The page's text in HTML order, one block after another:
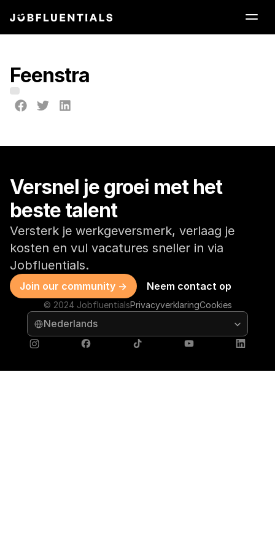
Feenstra
Versnel je groei met het
beste talent
Versterk je werkgeversmerk, verlaag je
kosten en vul vacatures sneller in via
Jobfluentials.
Join our community -> Neem contact op
© 2024 JobfluentialsPrivacyverklaringCookies
Select Language
Nederlands